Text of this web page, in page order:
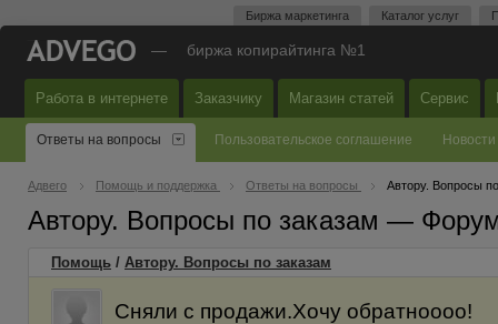
Биржа маркетинга Каталог услуг
— биржа копирайтинга №1
Работа в интернете Заказчику Магазин статей Сервис
Ответы на вопросы Пользовательское соглашение Новости
Адвего Помощь и поддержка Ответы на вопросы Автору. Вопросы
Автору. Вопросы по заказам —
Помощь / Автору. Вопросы по заказам
Сняли с продажи.Хочу обратноооо!